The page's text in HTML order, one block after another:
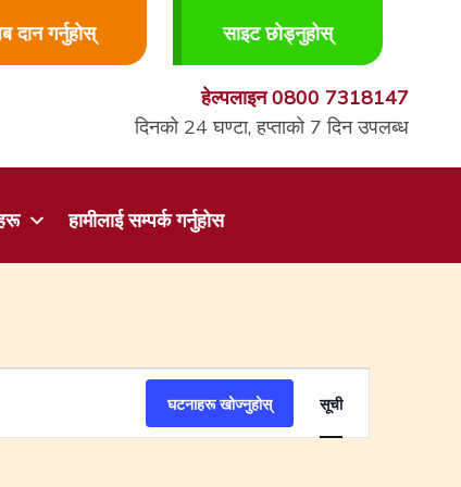
दान गर्नुहोस् साइट छोड्नुहोस्
हेल्पलाइन0800 7318147
दिनको 24 घण्टा, हप्ताको 7 दिन उपलब्ध
हामीलाई सम्पर्क गर्नुहोस
घटनाहरू खोज्नुहोस्
कार्यक्रम
दृश्य
सूची